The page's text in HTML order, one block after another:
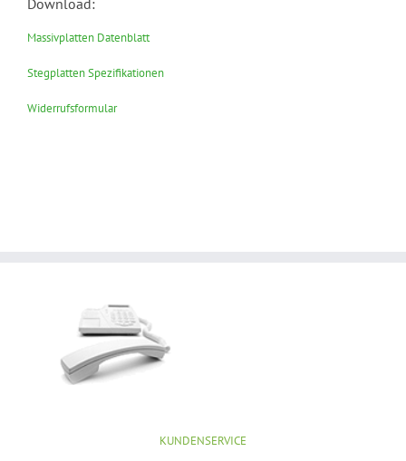
Download:
Massivplatten Datenblatt
Stegplatten Spezifikationen
Widerrufsformular
KUNDENSERVICE